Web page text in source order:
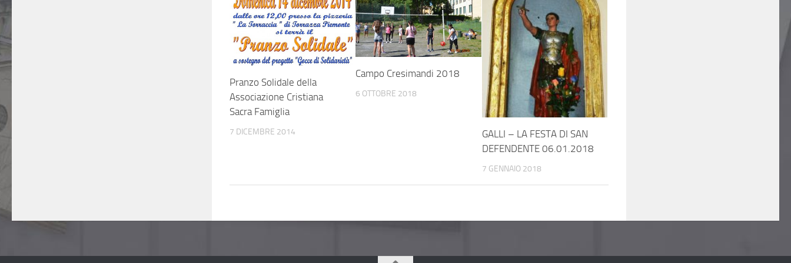
Pranzo Solidale della
Associazione Cristiana
Sacra Famiglia
7 DICEMBRE 2014
Campo Cresimandi 2018
6 OTTOBRE 2018
GALLI – LA FESTA DI SAN
DEFENDENTE 06.01.2018
7 GENNAIO 2018